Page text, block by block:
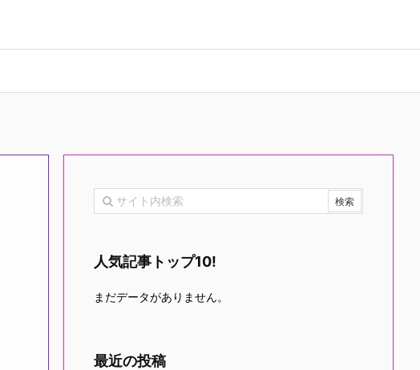
人気記事トップ10!
まだデータがありません。
最近の投稿